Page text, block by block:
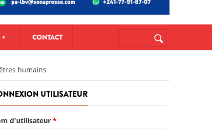
+ CONTACT
Formulaire de
recherche
Rechercher
humains
UTILISATEUR
d'utilisateur *